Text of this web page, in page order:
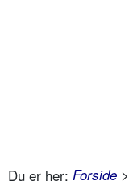
Du er her: Forside >